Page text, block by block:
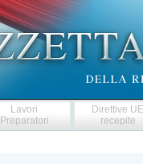
Lavori
Preparatori
Direttive
recepite